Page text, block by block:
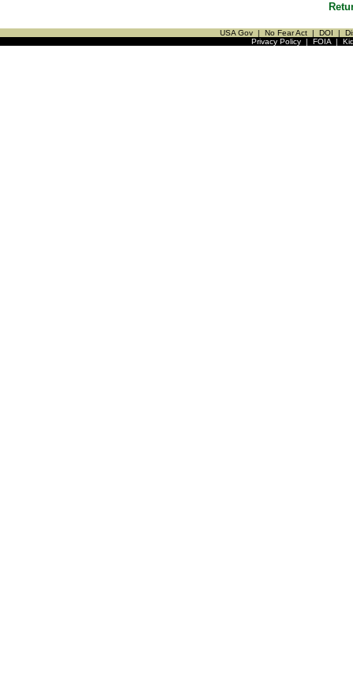
USA Gov | No Fear Act | DOI |
Privacy Policy| FOIA|